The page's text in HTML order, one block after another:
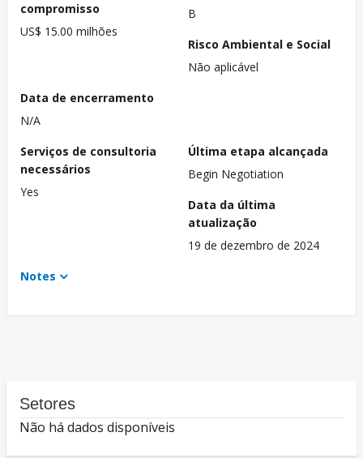
compromisso
US$ 15.00 milhões
B
Risco Ambiental e Social
Não aplicável
Data de encerramento
N/A
Serviços de consultoria
necessários
Yes
Última etapa alcançada
Begin Negotiation
Data da última
atualização
19 de dezembro de 2024
Notes
Setores
Não há dados disponíveis